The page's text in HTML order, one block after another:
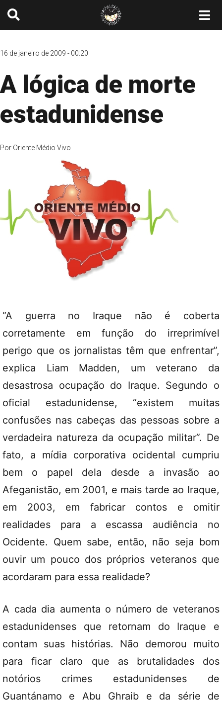
16 de janeiro de 2009 - 00:20
A lógica de morte
estadunidense
Por Oriente Médio Vivo
“A guerra no Iraque não é coberta
corretamente em função do irreprimível
perigo que os jornalistas têm que enfrentar”,
explica Liam Madden, um veterano da
desastrosa ocupação do Iraque. Segundo o
oficial estadunidense, “existem muitas
confusões nas cabeças das pessoas sobre a
verdadeira natureza da ocupação militar”. De
fato, a mídia corporativa ocidental cumpriu
bem o papel dela desde a invasão ao
Afeganistão, em 2001, e mais tarde ao Iraque,
em 2003, em fabricar contos e omitir
realidades para a escassa audiência no
Ocidente. Quem sabe, então, não seja bom
ouvir um pouco dos próprios veteranos que
acordaram para essa realidade?
A cada dia aumenta o número de veteranos
estadunidenses que retornam do Iraque e
contam suas histórias. Não demorou muito
para ficar claro que as brutalidades dos
notórios crimes estadunidenses de
Guantánamo e Abu Ghraib e da série de